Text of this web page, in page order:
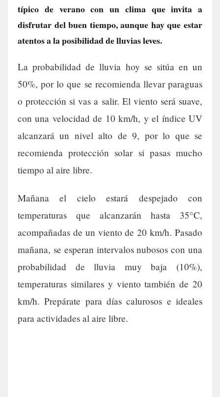
típico de verano con un clima que invita a
disfrutar del buen tiempo, aunque hay que estar
atentos a la posibilidad de lluvias leves.
La probabilidad de lluvia hoy se sitúa en un
50%, por lo que se recomienda llevar paraguas
o protección si vas a salir. El viento será suave,
con una velocidad de 10 km/h, y el índice UV
alcanzará un nivel alto de 9, por lo que se
recomienda protección solar si pasas mucho
tiempo al aire libre.
Mañana el cielo estará despejado con
temperaturas que alcanzarán hasta 35°C,
acompañadas de un viento de 20 km/h. Pasado
mañana, se esperan intervalos nubosos con una
probabilidad de lluvia muy baja (10%),
temperaturas similares y viento también de 20
km/h. Prepárate para días calurosos e ideales
para actividades al aire libre.